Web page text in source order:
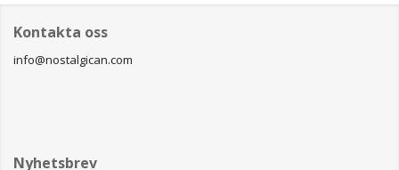
Kontakta oss
info@nostalgican.com
Nyhetsbrev